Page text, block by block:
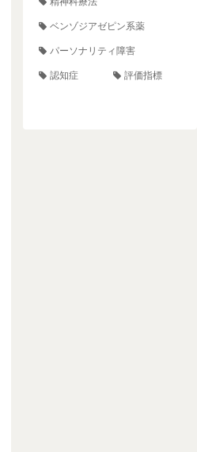
ベンゾジアゼピン系薬
パーソナリティ障害
認知症 評価指標